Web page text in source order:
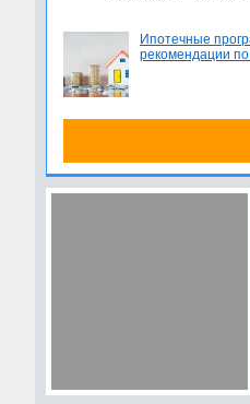
Ипотечные
рекомендации